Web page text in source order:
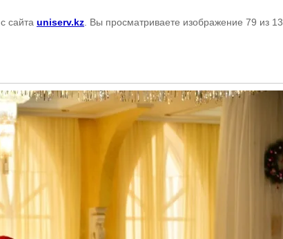
с сайта uniserv.kz . Вы просматриваете изображение 79 из